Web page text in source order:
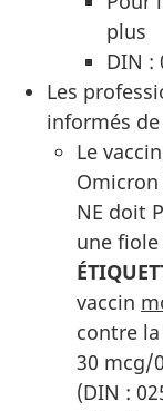
plus
DIN :
Les
informés
Le vaccin
Omicron
NE doit
une fiole
vaccin
contre la
30 mcg/
(DIN :